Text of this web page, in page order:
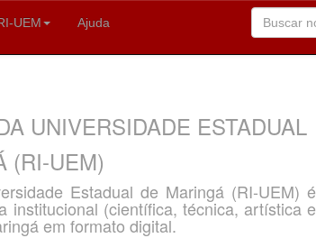
UEM Ajuda
UNIVERSIDADE ESTADUAL
(RI-UEM)
Estadual de Maringá (RI-UEM) é
institucional (científica, técnica, artística e
em formato digital.